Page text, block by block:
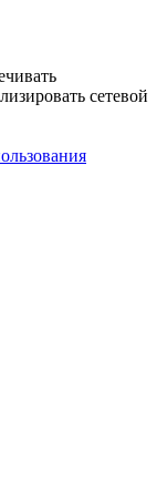
сетевой